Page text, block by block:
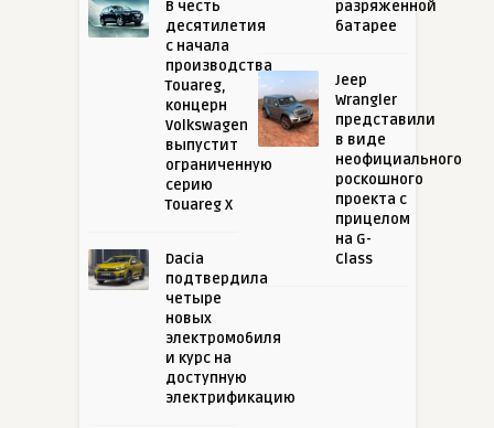
В честь
десятилетия
с начала
производства
Touareg,
концерн
Volkswagen
выпустит
ограниченную
серию
Touareg X
Dacia
подтвердила
четыре
новых
электромобиля
и курс на
доступную
электрификацию
разряженной
батарее
Jeep
Wrangler
представили
в виде
неофициального
роскошного
проекта с
прицелом
на G-
Class